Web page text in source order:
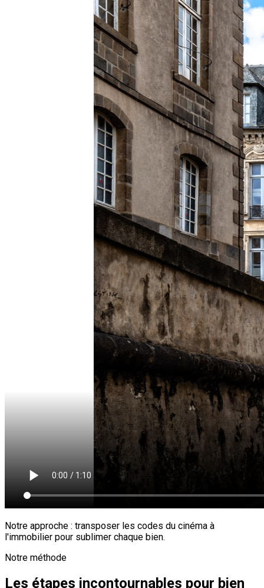
Notre approche : transposer les codes du cinéma à
l'immobilier pour sublimer chaque bien.
Notre méthode
Les étapes incontournables pour bien